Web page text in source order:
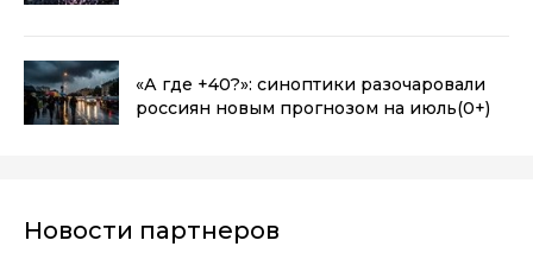
«А где +40?»: синоптики разочаровали
россиян новым прогнозом на июль(0+)
Новости партнеров